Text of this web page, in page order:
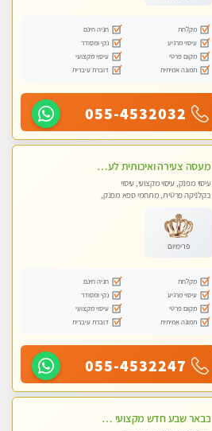
מקלחת
חניה חינם
עיסוי מרגיע
נקי ומסודר
מקום פרטי
עיסוי מקצועי
תמונה אמיתית
דוברת עיברית
055-4532032
מעסה צעירה ואיכותית לעיסוי מקצועי מרגיע ומפנק VIP-מומלץ לחלוטין! פרטי! ​​​​​​ Highly recommended
עיסוי מפנק, עיסוי מקצועי, עיסוי
בקלניקה פרטית, מתחמי ספא מפנק,
פרימיום
מקלחת
חניה חינם
עיסוי מרגיע
נקי ומסודר
מקום פרטי
עיסוי מקצועי
תמונה אמיתית
דוברת עיברית
055-4532247
בבאר שבע חדש מקצועי מפנק ומרגיע